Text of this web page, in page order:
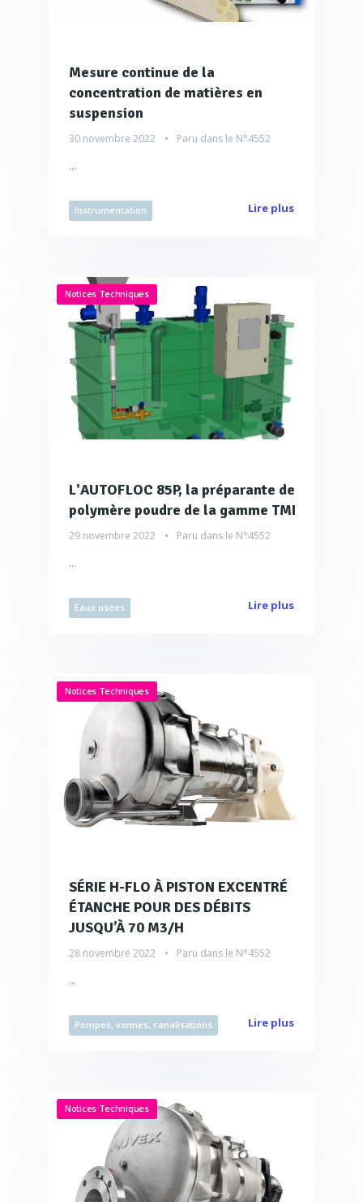
Mesure continue de la
concentration de matières en
suspension
30 novembre 2022 Paru dans le N°4552
...
Instrumentation Lire plus
Notices Techniques
L'AUTOFLOC 85P, la préparante de
polymère poudre de la gamme TMI
29 novembre 2022 Paru dans le N°4552
...
Eaux usées Lire plus
Notices Techniques
SÉRIE H-FLO À PISTON EXCENTRÉ
ÉTANCHE POUR DES DÉBITS
JUSQU’À 70 M3/H
28 novembre 2022 Paru dans le N°4552
...
Pompes, vannes, canalisations Lire plus
Notices Techniques